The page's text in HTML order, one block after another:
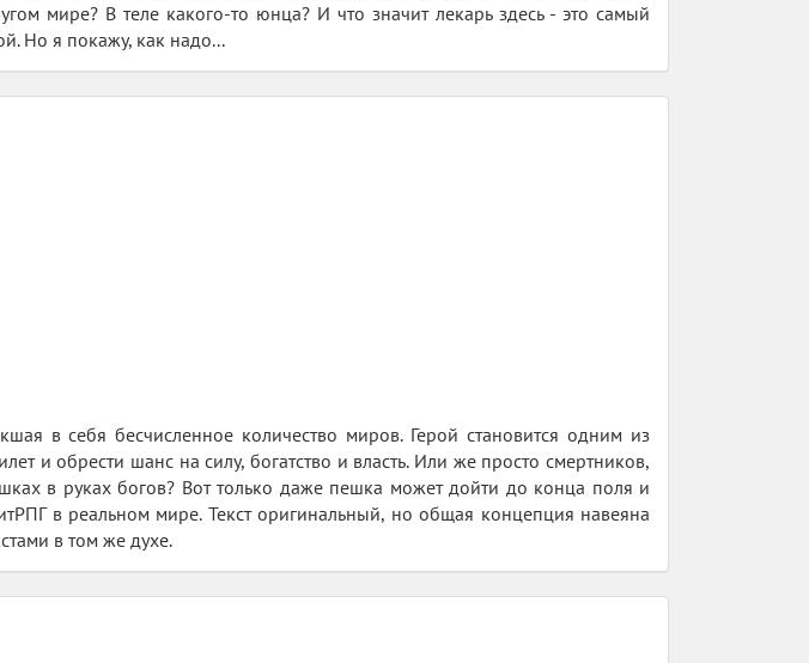
мире? В теле какого-то юнца? И что значит лекарь здесь - это самый
Но я покажу, как надо...
в себя бесчисленное количество миров. Герой становится одним из
и обрести шанс на силу, богатство и власть. Или же просто смертников,
в руках богов? Вот только даже пешка может дойти до конца поля и
в реальном мире. Текст оригинальный, но общая концепция навеяна
в том же духе.